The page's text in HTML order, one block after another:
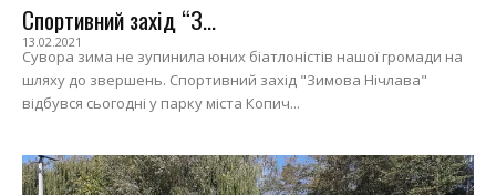
Спортивний захід “З...
13.02.2021
Сувора зима не зупинила юних біатлоністів нашої громади на
шляху до звершень. Спортивний захід "Зимова Нічлава"
відбувся сьогодні у парку міста Копич...